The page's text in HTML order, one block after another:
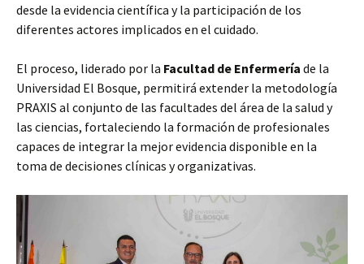
desde la evidencia científica y la participación de los
diferentes actores implicados en el cuidado.
El proceso, liderado por la Facultad de Enfermería de la
Universidad El Bosque, permitirá extender la metodología
PRAXIS al conjunto de las facultades del área de la salud y
las ciencias, fortaleciendo la formación de profesionales
capaces de integrar la mejor evidencia disponible en la
toma de decisiones clínicas y organizativas.